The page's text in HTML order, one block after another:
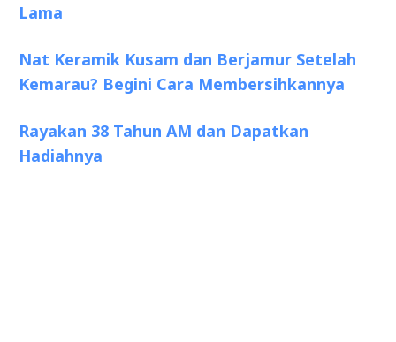
Lama
Nat Keramik Kusam dan Berjamur Setelah
Kemarau? Begini Cara Membersihkannya
Rayakan 38 Tahun AM dan Dapatkan
Hadiahnya